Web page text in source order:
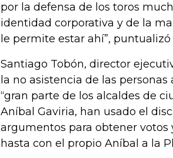
por la defensa de los toros
identidad corporativa y de la
le permite estar ahí”,
Santiago Tobón, director
la no asistencia de las
“gran parte de los alcaldes de
Aníbal Gaviria, han usado el
argumentos para obtener votos
hasta con el propio Aníbal a la